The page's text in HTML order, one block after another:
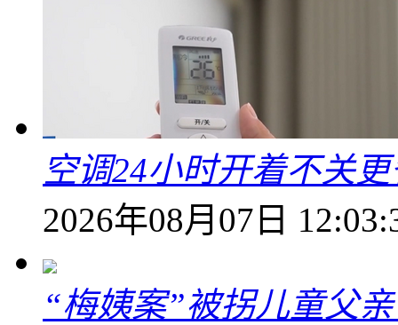
空调24小时开着不关
2026年08月07日
“梅姨案”被拐儿童父